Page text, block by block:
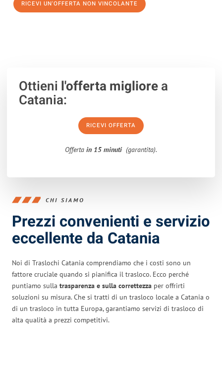
RICEVI UN'OFFERTA NON VINCOLANTE
Ottieni l'offerta migliorea
Catania:
RICEVI OFFERTA
Offerta in 15 minuti (garantita).
CHI SIAMO
Prezzi convenienti e servizio
eccellente da Catania
Noi di Traslochi Catania comprendiamo che i costi sono un
fattore cruciale quando si pianifica il trasloco. Ecco perché
puntiamo sulla trasparenza e sulla correttezza per offrirti
soluzioni su misura. Che si tratti di un trasloco locale a Catania o
di un trasloco in tutta Europa, garantiamo servizi di trasloco di
alta qualità a prezzi competitivi.